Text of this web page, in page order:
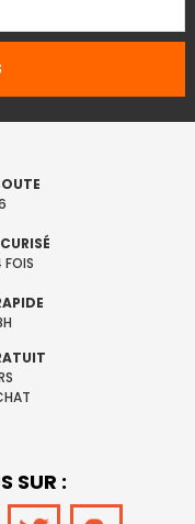
FOIS
SUR :